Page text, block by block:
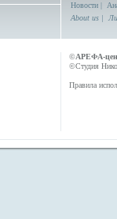
Новости |
About us |
©АРЕФА-
©Студия
Правила